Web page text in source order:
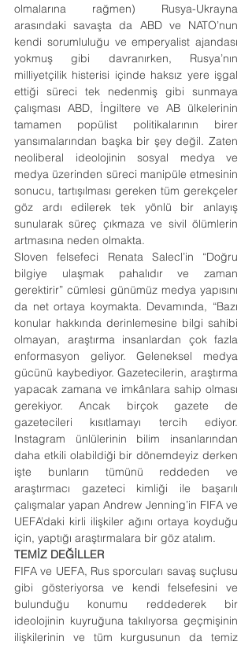
olmalarına rağmen) Rusya-Ukrayna
arasındaki savaşta da ABD ve NATO’nun
kendi sorumluluğu ve emperyalist ajandası
yokmuş gibi davranırken, Rusya’nın
milliyetçilik histerisi içinde haksız yere işgal
ettiği süreci tek nedenmiş gibi sunmaya
çalışması ABD, İngiltere ve AB ülkelerinin
tamamen popülist politikalarının birer
yansımalarından başka bir şey değil. Zaten
neoliberal ideolojinin sosyal medya ve
medya üzerinden süreci manipüle etmesinin
sonucu, tartışılması gereken tüm gerekçeler
göz ardı edilerek tek yönlü bir anlayış
sunularak süreç çıkmaza ve sivil ölümlerin
artmasına neden olmakta.
Sloven felsefeci Renata Salecl’in “Doğru
bilgiye ulaşmak pahalıdır ve zaman
gerektirir” cümlesi günümüz medya yapısını
da net ortaya koymakta. Devamında, “Bazı
konular hakkında derinlemesine bilgi sahibi
olmayan, araştırma insanlardan çok fazla
enformasyon geliyor. Geleneksel medya
gücünü kaybediyor. Gazetecilerin, araştırma
yapacak zamana ve imkânlara sahip olması
gerekiyor. Ancak birçok gazete de
gazetecileri kısıtlamayı tercih ediyor.
Instagram ünlülerinin bilim insanlarından
daha etkili olabildiği bir dönemdeyiz derken
işte bunların tümünü reddeden ve
araştırmacı gazeteci kimliği ile başarılı
çalışmalar yapan Andrew Jenning’in FIFA ve
UEFA’daki kirli ilişkiler ağını ortaya koyduğu
için, yaptığı araştırmalara bir göz atalım.
TEMİZ DEĞİLLER
FIFA ve UEFA, Rus sporcuları savaş suçlusu
gibi gösteriyorsa ve kendi felsefesini ve
bulunduğu konumu reddederek bir
ideolojinin kuyruğuna takılıyorsa geçmişinin
ilişkilerinin ve tüm kurgusunun da temiz